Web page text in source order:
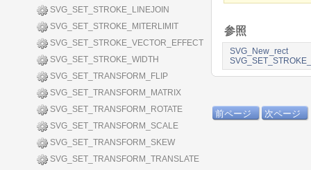
SVG_SET_STROKE_LINEJOIN
SVG_SET_STROKE_MITERLIMIT
SVG_SET_STROKE_VECTOR_EFFECT
SVG_SET_STROKE_WIDTH
SVG_SET_TRANSFORM_FLIP
SVG_SET_TRANSFORM_MATRIX
SVG_SET_TRANSFORM_ROTATE
SVG_SET_TRANSFORM_SCALE
SVG_SET_TRANSFORM_SKEW
SVG_SET_TRANSFORM_TRANSLATE
参照
SVG_New_rect
前ページ 次ページ